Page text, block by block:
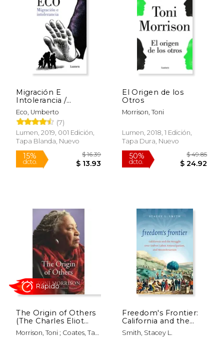
15%
dcto. $ 22.89 dcto.
Migración E
Intolerancia /
Migration and
Intolerance
Eco, Umberto
(7)
Lumen, 2019, 001 Edición,
Tapa Blanda, Nuevo
El Origen de los
Otros
Morrison, Toni
Lumen, 2018, 1 Edición,
Tapa Dura, Nuevo
The Origin of Others
(The Charles Eliot
Norton Lectures) (en
Inglés)
Morrison, Toni ; Coates, Ta-
Freedom's Frontier:
California and the
Struggle over Unfree
Labor, Emancipation,
Smith, Stacey L.